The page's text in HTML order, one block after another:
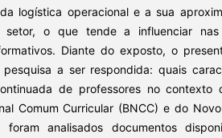
logística operacional e a sua
setor, o que tende a influenciar nas
Diante do exposto, o
a ser respondida: quais
de professores no contexto
Comum Curricular (BNCC) e do
foram analisados documentos